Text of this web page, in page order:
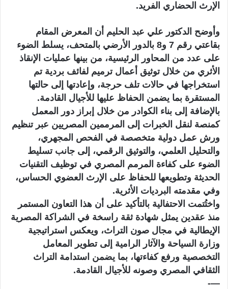
الإرث الحضاري الفريد.
وأوضح الدكتور علي عبد الحليم أن المعرض المقام
بقاعتي رقم 7 و8 بالدور الأرضي بالمتحف، يسلط الضوء
على عدد من المحاور الرئيسية، من بينها عمليات الإنقاذ
الأثري من خلال توثيق أعمال ترميم لفائف بردية تم
استخراجها في حالات تلف حرجة، وإعادتها إلى حالتها
المستقرة بما يضمن الحفاظ عليها للأجيال القادمة.
بالإضافة إلى بناء الكوادر من خلال إبراز دور المعمل
كمنصة لنقل الخبرات إلى المرممين المصريين عبر تنظيم
ورش عمل دولية متخصصة في الفحص المجهري،
والتحليل العلمي، والتوثيق الرقمي، إلى جانب تسليط
الضوء على كفاءة المرمم المصري في توظيف التقنيات
الحديثة وتطويعها للحفاظ على الإرث العضوي الحساس،
وفي مقدمته البرديات الأثرية.
واختُتمت الاحتفالية بالتأكيد على أن هذا التعاون المستمر
منذ عقدين يمثل شهادة ثقة راسخة في الشراكة المصرية
الإيطالية في مجال صون التراث، ويعكس استراتيجية
وزارة السياحة والآثار الرامية إلى تطوير المعامل
التخصصية ورفع كفاءتها، بما يضمن استدامة التراث
الثقافي المصري وصونه للأجيال القادمة.
—-